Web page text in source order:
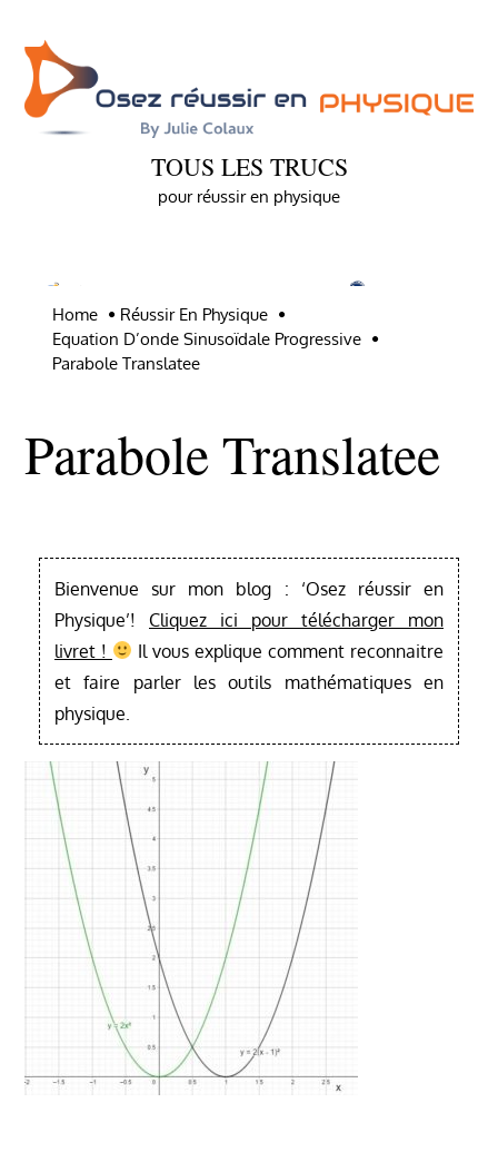
content
TOUS LES TRUCS
pour réussir en physique
Home
Réussir En Physique
Equation D’onde Sinusoïdale Progressive
Parabole Translatee
Parabole Translatee
Bienvenue sur mon blog : ‘Osez réussir en
Physique’! Cliquez ici pour télécharger mon
livret !
Il vous explique comment reconnaitre
et faire parler les outils mathématiques en
physique.